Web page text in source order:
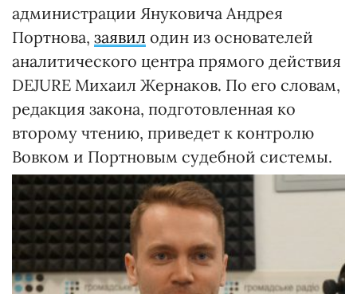
администрации Януковича Андрея
Портнова, заявил один из основателей
аналитического центра прямого действия
DEJURE Михаил Жернаков. По его словам,
редакция закона, подготовленная ко
второму чтению, приведет к контролю
Вовком и Портновым судебной системы.